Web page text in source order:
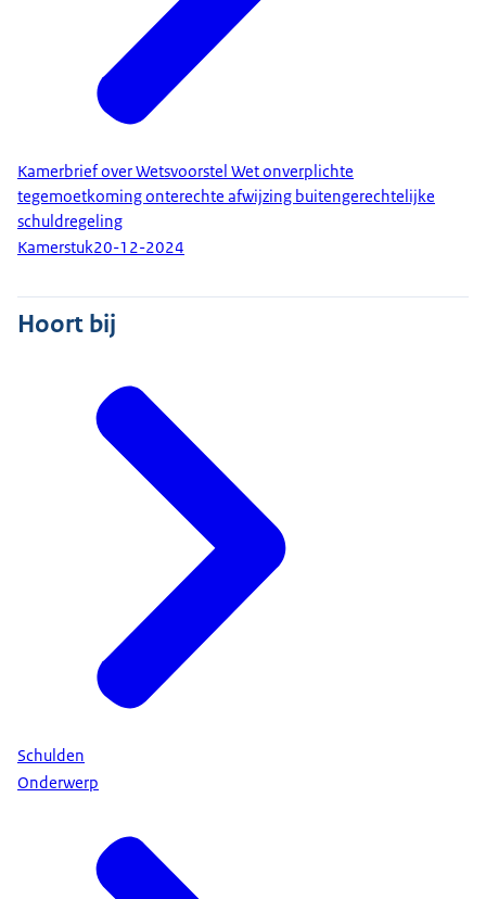
Kamerbrief over Wetsvoorstel Wet onverplichte
tegemoetkoming onterechte afwijzing buitengerechtelijke
schuldregeling
Kamerstuk20-12-2024
Hoort bij
Schulden
Onderwerp